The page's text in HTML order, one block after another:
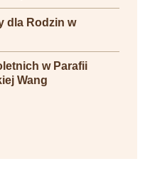
dla Rodzin w
w Parafii
Wang